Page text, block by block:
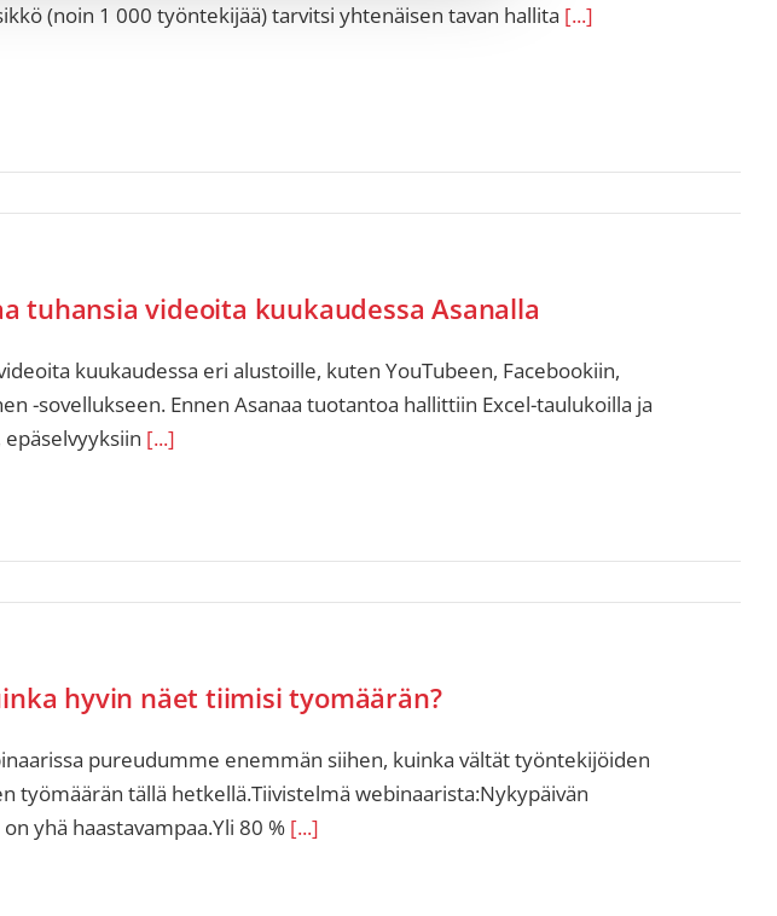
(noin 1 000 työntekijää) tarvitsi yhtenäisen tavan hallita [...]
tuhansia videoita kuukaudessa Asanalla
kuukaudessa eri alustoille, kuten YouTubeen, Facebookiin,
-sovellukseen. Ennen Asanaa tuotantoa hallittiin Excel-taulukoilla ja
[...]
hyvin näet tiimisi tyomäärän?
pureudumme enemmän siihen, kuinka vältät työntekijöiden
työmäärän tällä hetkellä.Tiivistelmä webinaarista:Nykypäivän
yhä haastavampaa.Yli 80 %[...]